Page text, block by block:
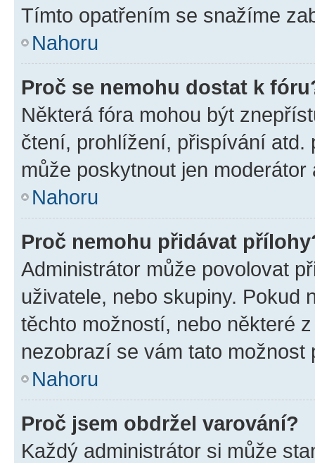
Tímto opatřením se snažíme
Nahoru
Proč se nemohu dostat k
Některá fóra mohou být
čtení, prohlížení, přispívání atd.
může poskytnout jen
Nahoru
Proč nemohu přidávat
Administrátor může povolovat
uživatele, nebo skupiny. Pokud
těchto možností, nebo některé
nezobrazí se vám tato
Nahoru
Proč jsem obdržel varování?
Každý administrátor si může